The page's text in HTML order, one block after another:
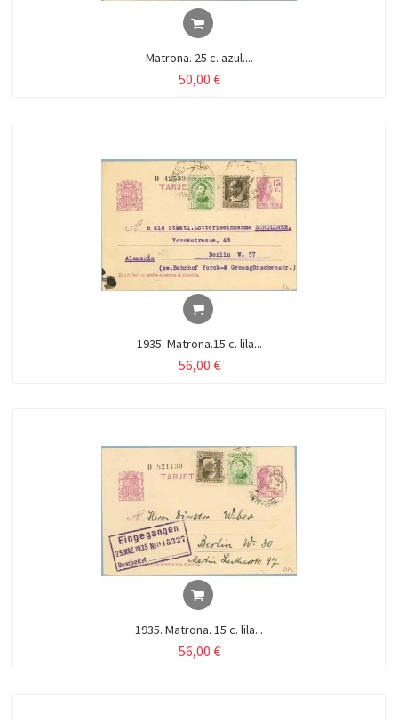
Matrona. 25 c. azul....
50,00 €
1935. Matrona.15 c. lila...
56,00 €
1935. Matrona. 15 c. lila...
56,00 €